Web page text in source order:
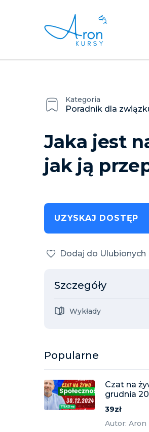
Kategoria
Poradnik dla
Jaka jest
jak ją
UZYSKAJ DOSTĘP
Dodaj do Ulubionych
Szczegóły
Wykłady
Popularne
Czat na
grudnia
39zł
Autor: Aron